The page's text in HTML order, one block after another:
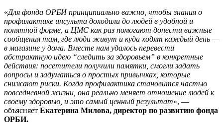
«Для фонда ОРБИ принципиально важно, чтобы знания о
профилактике инсульта доходили до людей в удобной и
понятной форме, а ЦМС как раз помогают донести важные
сообщения там, где люди живут и куда ходят каждый день —
в магазине у дома. Вместе нам удалось перевести
абстрактную идею “следить за здоровьем” в конкретные
действия: посетители получили памятки, смогли задать
вопросы и задуматься о простых привычках, которые
снижают риски. Когда профилактика становится частью
повседневной жизни, она реально меняет отношение людей к
своему здоровью, и это самый ценный результат», —
объясняет Екатерина Милова, директор по развитию фонда
ОРБИ.